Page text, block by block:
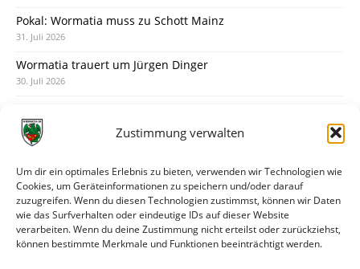
Zustimmung verwalten
Um dir ein optimales Erlebnis zu bieten, verwenden wir Technologien wie
Cookies, um Geräteinformationen zu speichern und/oder darauf
zuzugreifen. Wenn du diesen Technologien zustimmst, können wir Daten
wie das Surfverhalten oder eindeutige IDs auf dieser Website
verarbeiten. Wenn du deine Zustimmung nicht erteilst oder zurückziehst,
können bestimmte Merkmale und Funktionen beeinträchtigt werden.
Pokal: Wormatia muss zu Schott Mainz
31. Juli 2026
Wormatia trauert um Jürgen Dinger
30. Juli 2026
28. Juli 2026
28. Juli 2026
Neue Podcast-Folge: So tickt Björn!
27. Juli 2026
Eindrücke vom Stadionfest